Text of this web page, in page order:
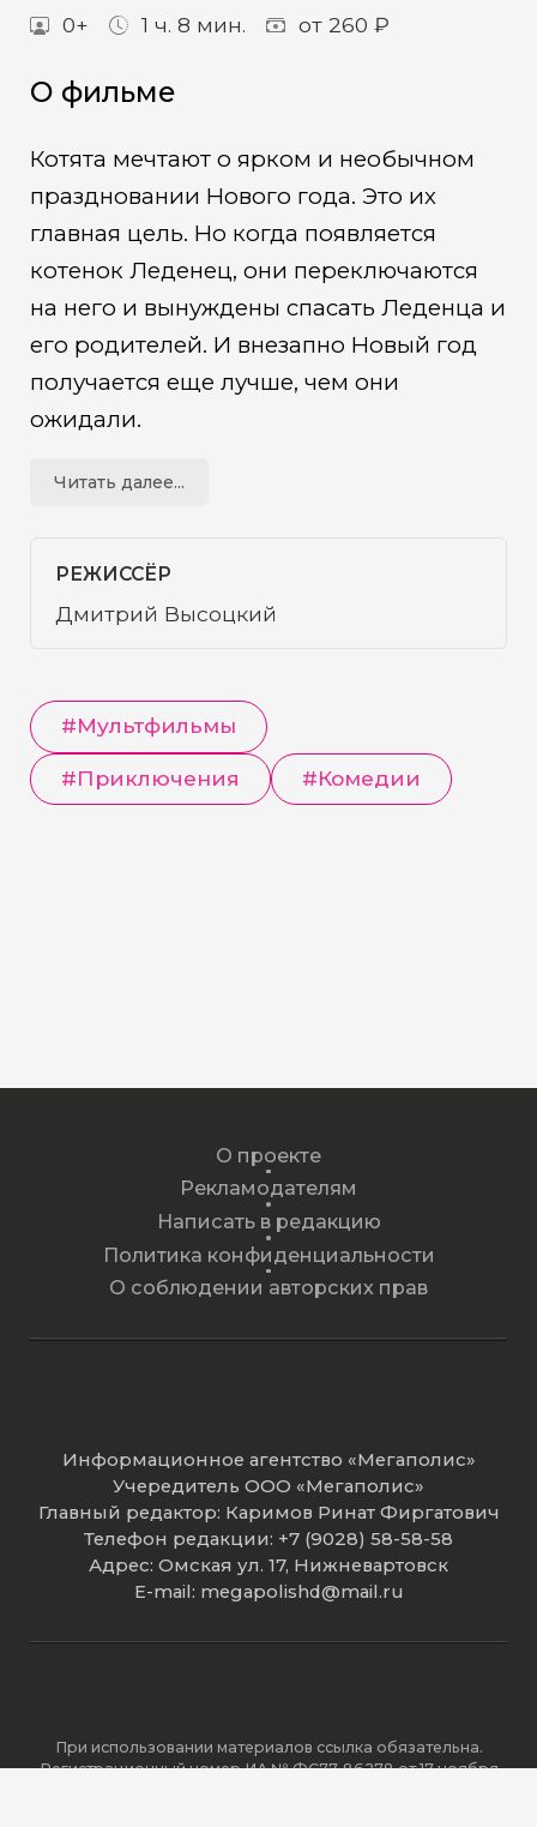
0+ 1 ч. 8 мин. от 260 ₽
О фильме
Котята мечтают о ярком и необычном
праздновании Нового года. Это их
главная цель. Но когда появляется
котенок Леденец, они переключаются
на него и вынуждены спасать Леденца и
его родителей. И внезапно Новый год
получается еще лучше, чем они
ожидали.
Читать далее...
РЕЖИССЁР
Дмитрий Высоцкий
#Мультфильмы
#Приключения #Комедии
О проекте
Рекламодателям
Написать в редакцию
Политика конфиденциальности
О соблюдении авторских прав
Информационное агентство «Мегаполис»
Учередитель ООО «Мегаполис»
Главный редактор: Каримов Ринат Фиргатович
Телефон редакции: +7 (9028) 58-58-58
Адрес: Омская ул. 17, Нижневартовск
E-mail: megapolishd@mail.ru
При использовании материалов ссылка обязательна.
Регистрационный номер ИА № ФС77-86278 от 17 ноября